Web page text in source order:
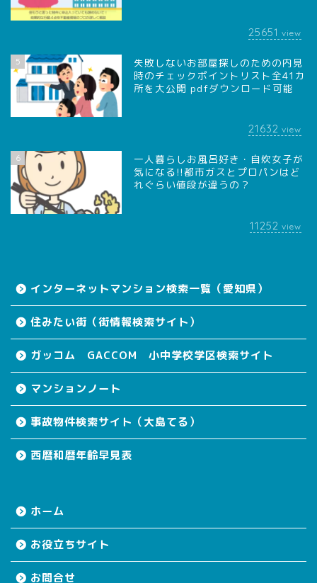
25651 view
5
失敗しないお部屋探しのための内見
時のチェックポイントリスト全41カ
所を大公開 pdfダウンロード可能
21632 view
6
一人暮らしお風呂好き・自炊女子が
気になる!!都市ガスとプロパンはど
れぐらい値段が違うの？
11252 view
インターネットマンション検索一覧（愛知県）
住みたい街（街情報検索サイト）
ガッコム GACCOM 小中学校学区検索サイト
マンションノート
事故物件検索サイト（大島てる）
西暦和暦年齢早見表
ホーム
お役立ちサイト
お問合せ